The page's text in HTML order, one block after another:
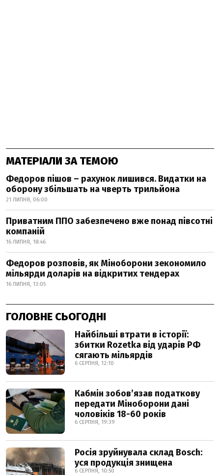
МАТЕРІАЛИ ЗА ТЕМОЮ
Федоров пішов – рахунок лишився. Видатки на
оборону збільшать на чверть трильйона
21 ЛИПНЯ, 06:00
Приватним ППО забезпечено вже понад півсотні
компаній
16 ЛИПНЯ, 18:46
Федоров розповів, як Міноборони зекономило
мільярди доларів на відкритих тендерах
16 ЛИПНЯ, 13:05
ГОЛОВНЕ СЬОГОДНІ
Найбільші втрати в історії:
збитки Rozetka від ударів РФ
сягають мільярдів
6 СЕРПНЯ, 12:10
Кабмін зобовʼязав податкову
передати Міноборони дані
чоловіків 18-60 років
6 СЕРПНЯ, 19:39
Росія зруйнувала склад Bosch:
уся продукція знищена
6 СЕРПНЯ, 10:50